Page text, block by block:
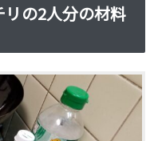
の2人分の材料